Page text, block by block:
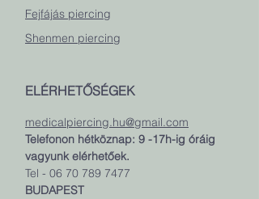
Fejfájás piercing
Shenmen piercing
ELÉRHETŐSÉGEK
medicalpiercing.hu@gmail.com
Telefonon hétköznap: 9 -17h-ig óráig
vagyunk elérhetőek.
Tel - 06 70 789 7477
BUDAPEST